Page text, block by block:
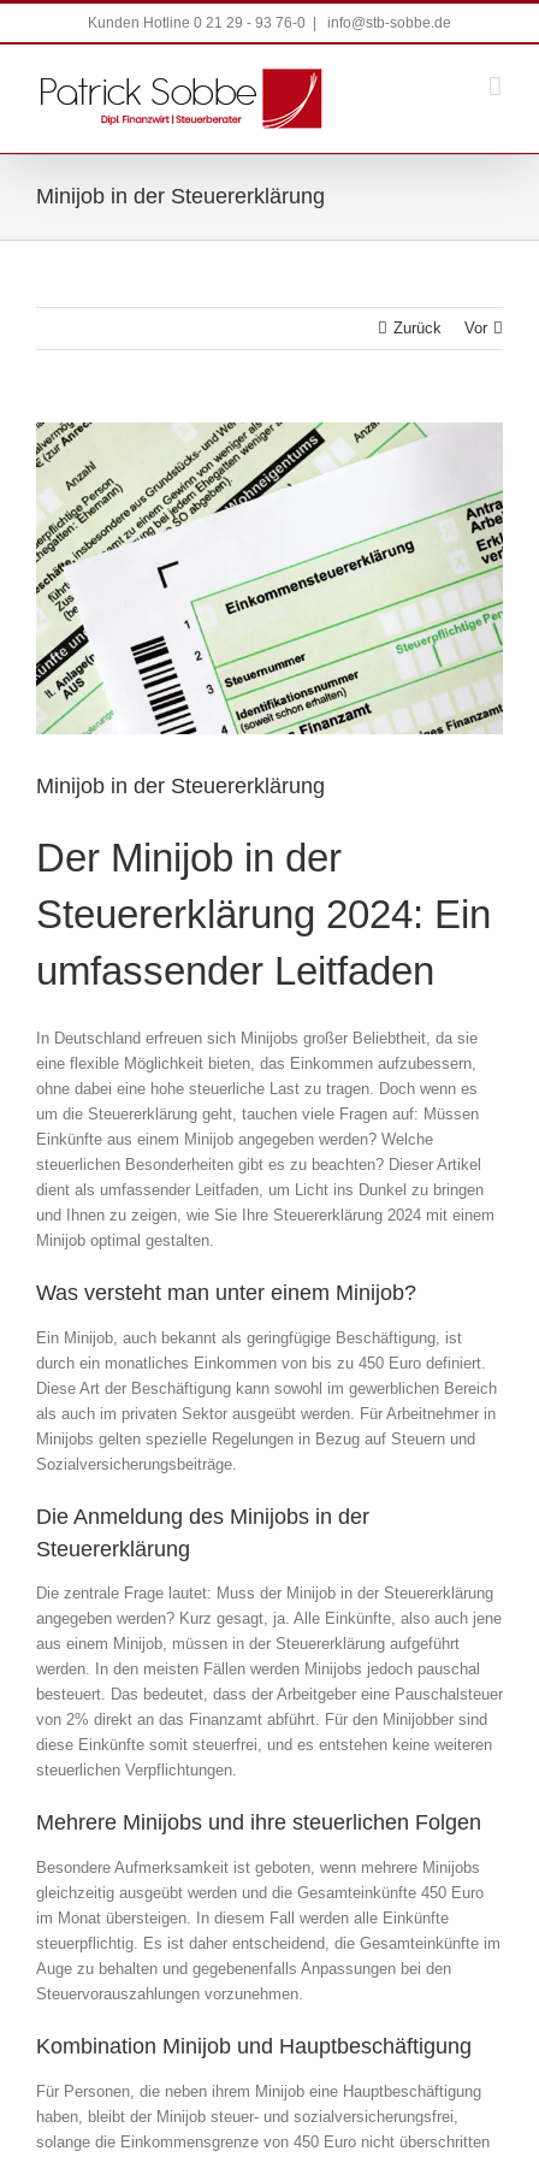
Kunden Hotline 0 21 29 - 93 76-0 info@stb-sobbe.de
Minijob in der Steuererklärung
Zurück Vor
Zeige
grösseres
Bild
Minijob in der Steuererklärung
Der Minijob in der
Steuererklärung 2024: Ein
umfassender Leitfaden
In Deutschland erfreuen sich Minijobs großer Beliebtheit, da sie
eine flexible Möglichkeit bieten, das Einkommen aufzubessern,
ohne dabei eine hohe steuerliche Last zu tragen. Doch wenn es
um die Steuererklärung geht, tauchen viele Fragen auf: Müssen
Einkünfte aus einem Minijob angegeben werden? Welche
steuerlichen Besonderheiten gibt es zu beachten? Dieser Artikel
dient als umfassender Leitfaden, um Licht ins Dunkel zu bringen
und Ihnen zu zeigen, wie Sie Ihre Steuererklärung 2024 mit einem
Minijob optimal gestalten.
Was versteht man unter einem Minijob?
Ein Minijob, auch bekannt als geringfügige Beschäftigung, ist
durch ein monatliches Einkommen von bis zu 450 Euro definiert.
Diese Art der Beschäftigung kann sowohl im gewerblichen Bereich
als auch im privaten Sektor ausgeübt werden. Für Arbeitnehmer in
Minijobs gelten spezielle Regelungen in Bezug auf Steuern und
Sozialversicherungsbeiträge.
Die Anmeldung des Minijobs in der
Steuererklärung
Die zentrale Frage lautet: Muss der Minijob in der Steuererklärung
angegeben werden? Kurz gesagt, ja. Alle Einkünfte, also auch jene
aus einem Minijob, müssen in der Steuererklärung aufgeführt
werden. In den meisten Fällen werden Minijobs jedoch pauschal
besteuert. Das bedeutet, dass der Arbeitgeber eine Pauschalsteuer
von 2% direkt an das Finanzamt abführt. Für den Minijobber sind
diese Einkünfte somit steuerfrei, und es entstehen keine weiteren
steuerlichen Verpflichtungen.
Mehrere Minijobs und ihre steuerlichen Folgen
Besondere Aufmerksamkeit ist geboten, wenn mehrere Minijobs
gleichzeitig ausgeübt werden und die Gesamteinkünfte 450 Euro
im Monat übersteigen. In diesem Fall werden alle Einkünfte
steuerpflichtig. Es ist daher entscheidend, die Gesamteinkünfte im
Auge zu behalten und gegebenenfalls Anpassungen bei den
Steuervorauszahlungen vorzunehmen.
Kombination Minijob und Hauptbeschäftigung
Für Personen, die neben ihrem Minijob eine Hauptbeschäftigung
haben, bleibt der Minijob steuer- und sozialversicherungsfrei,
solange die Einkommensgrenze von 450 Euro nicht überschritten